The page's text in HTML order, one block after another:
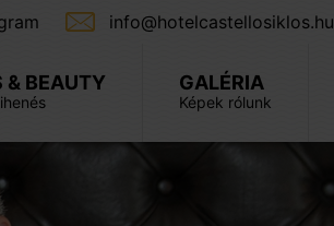
info@hotelcastellosiklos.hu
& BEAUTY GALÉRIA
Képek rólunk